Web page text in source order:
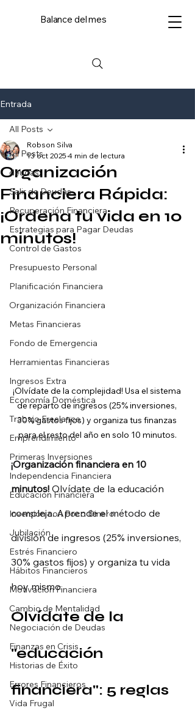
Balance del mes
Entrada
All Posts
deudas
Salir de Deudas
Recuperación Financiera
Estrategias para Pagar Deudas
Control de Gastos
Presupuesto Personal
Planificación Financiera
Organización Financiera
Metas Financieras
Fondo de Emergencia
Herramientas Financieras
Ingresos Extra
Economía Doméstica
Trabajo Freelance
Emprendimiento
Primeras Inversiones
Independencia Financiera
Educación Financiera
Inversión con Poco Dinero
Jubilación
Estrés Financiero
Hábitos Financieros
Motivación Financiera
Cambio de Mentalidad
Negociación de Deudas
Finanzas en Crisis
Historias de Éxito
Errores Financieros
Vida Frugal
All Posts
Organización
Financiera Rápida:
¡Ordena tu vida en 10
minutos!
Robson Silva
13 oct 2025 4 min de lectura
¡Olvídate de la complejidad! Usa el sistema
de reparto de ingresos (25% inversiones,
30% gastos fijos) y organiza tus finanzas
para el resto del año en solo 10 minutos.
¡Organización financiera en 10
minutos! Olvídate de la educación
compleja. Aprende el método de
división de ingresos (25% inversiones,
30% gastos fijos) y organiza tu vida
hoy mismo.
Olvídate de la
"educación
financiera": 5 reglas